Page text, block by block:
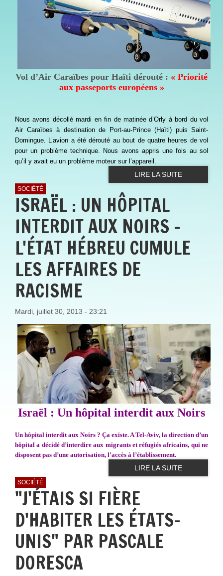
Vol d’Air Caraïbes pour Haïti dérouté : « Priorité
aux passeports européens »
Nous avons décollé mardi en fin de matinée d’Orly à bord du vol
Air Caraïbes à destination de Port-au-Prince (Haïti) puis Saint-
Domingue. L’avion a été dérouté au bout de quatre heures de vol
pour un problème technique. Nous avons appris une fois au sol
qu’il y avait eu un problème moteur sur l’appareil.
LIRE LA SUITE
SOCIÉTÉ
ISRAËL : UN HÔPITAL
INTERDIT AUX NOIRS -
L'ÉTAT HÉBREU CUMULE
LES AFFAIRES DE
RACISME
Mardi, juillet 30, 2013 - 23:21
Israël : Un hôpital interdit aux Noirs
Un hôpital interdit aux Noirs ? Ça existe. A Tel-Aviv, la direction d’un
hôpital a décidé d’interdire aux migrants et réfugiés africains, qui ne
disposent pas d’une autorisation, l’accès à l’établissement.
LIRE LA SUITE
SOCIÉTÉ
"J'ÉTAIS SI FIÈRE
D'HABITER LES ÉTATS-
UNIS" PAR PASCALE
DORESCA